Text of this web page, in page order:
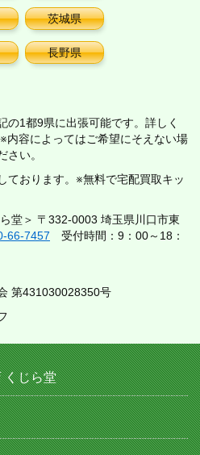
茨城県
長野県
の1都9県に出張可能です。詳しく
内容によってはご希望にそえない場
さい。
ております。※無料で宅配買取キッ
堂＞ 〒332-0003 埼玉県川口市東
66-7457 受付時間：9：00～18：
第431030028350号
くじら堂